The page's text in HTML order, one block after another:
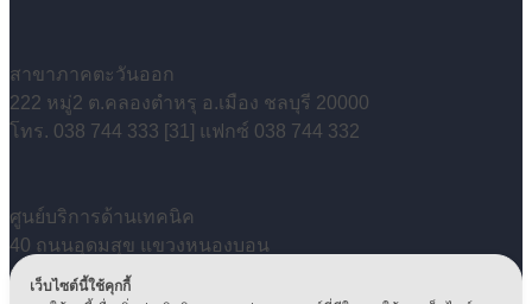
สาขาภาคตะวันออก
222 หมู่2 ต.คลองตำหรุ อ.เมือง ชลบุรี 20000
โทร. 038 744 333 [31] แฟกซ์ 038 744 332
ศูนย์บริการด้านเทคนิค
40 ถนนอุดมสุข แขวงหนองบอน
เขตประเวศ กรุงเทพฯ 10250
เว็บไซต์นี้ใช้คุกกี้